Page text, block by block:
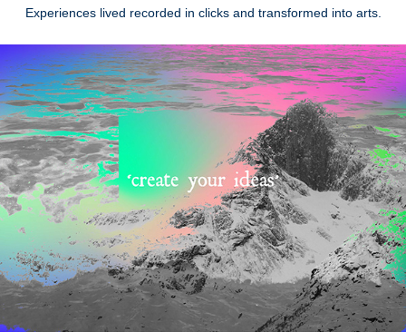
Experiences lived recorded in clicks and transformed into arts.